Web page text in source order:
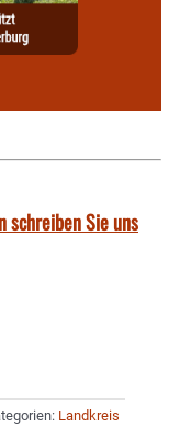
schreiben Sie uns
Landkreis